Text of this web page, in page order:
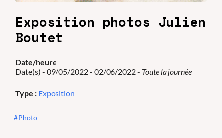
Exposition photos Julien
Boutet
Date/heure
Date(s) - 09/05/2022 - 02/06/2022 - Toute la journée
Type : Exposition
Photo